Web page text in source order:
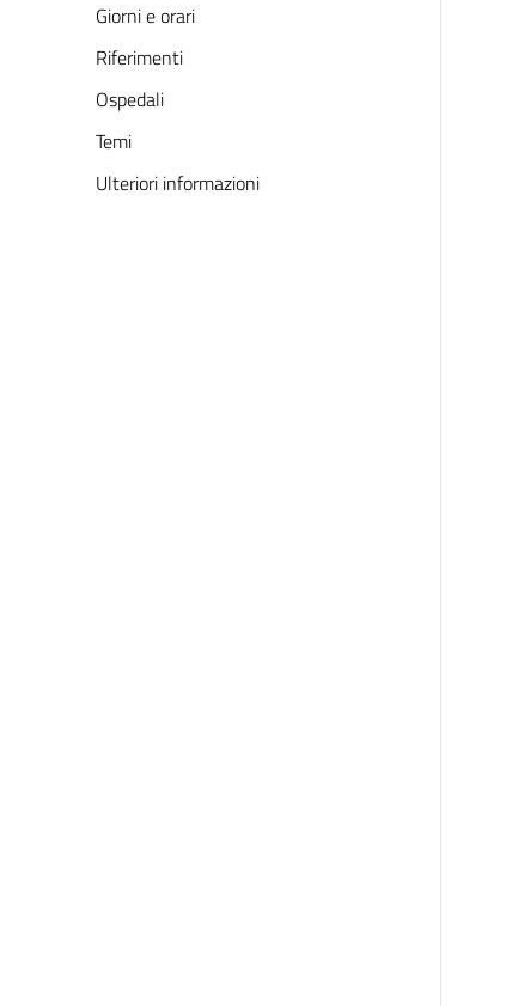
Giorni e orari
Riferimenti
Ospedali
Temi
Ulteriori informazioni